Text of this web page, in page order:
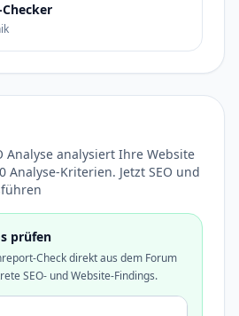
Analyse analysiert Ihre Website
Analyse-Kriterien. Jetzt SEO und
prüfen
Check direkt aus dem Forum
SEO- und Website-Findings.